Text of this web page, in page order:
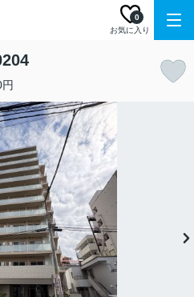
お気に入り
0